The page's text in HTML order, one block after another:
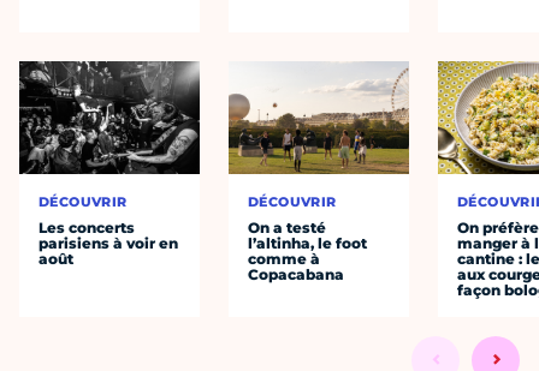
DÉCOUVRIR
Les concerts
parisiens à voir en
août
DÉCOUVRIR
On a testé
l’altinha, le foot
comme à
Copacabana
On préfère
manger à
cantine :
aux
façon